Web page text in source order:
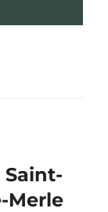
Saint-
Merle